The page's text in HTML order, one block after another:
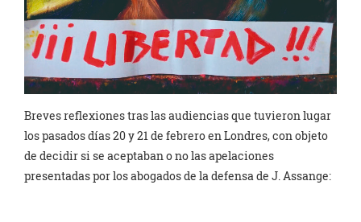
Breves reflexiones tras las audiencias que tuvieron lugar
los pasados días 20 y 21 de febrero en Londres, con objeto
de decidir si se aceptaban o no las apelaciones
presentadas por los abogados de la defensa de J. Assange: